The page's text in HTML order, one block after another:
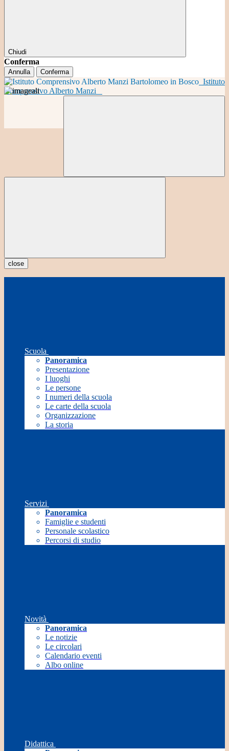
Chiudi
Conferma
Annulla Conferma
Istituto
Comprensivo Alberto Manzi
close
Scuola
Panoramica
Presentazione
I luoghi
Le persone
I numeri della scuola
Le carte della scuola
Organizzazione
La storia
Servizi
Panoramica
Famiglie e studenti
Personale scolastico
Percorsi di studio
Novità
Panoramica
Le notizie
Le circolari
Calendario eventi
Albo online
Didattica